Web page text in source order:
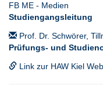
FB ME - Medien
Studiengangsleitung
Prof. Dr. Schwörer,
Prüfungs- und
Link zur HAW Kiel